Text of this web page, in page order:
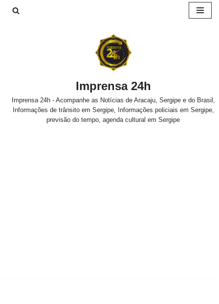
Imprensa 24h
Imprensa 24h - Acompanhe as Notícias de Aracaju, Sergipe e do Brasil,
Informações de trânsito em Sergipe, Informações policiais em Sergipe,
previsão do tempo, agenda cultural em Sergipe